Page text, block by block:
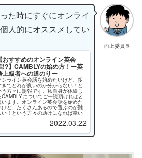
向上委員長
た時にすぐにオンライ
人的にオススメしてい
【おすすめのオンライン英会
!?】CAMBLYの始め方！ー英
上級者への道のりー
ンライン英会話を始めたいけど、多
ぎてどれが良いのか分からない！と
う方々に朗報です。私自身が体験し
CAMBLYについてご一読頂ければと
います。オンライン英会話を始めた
けど、たくさんあるので選ぶのが難
い！という方々の助けになれば幸い
す。 2022.03.22